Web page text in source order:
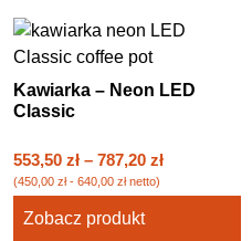
Kawiarka – Neon LED
Classic
553,50 zł – 787,20 zł
(450,00 zł- 640,00 złnetto)
Zobacz produkt